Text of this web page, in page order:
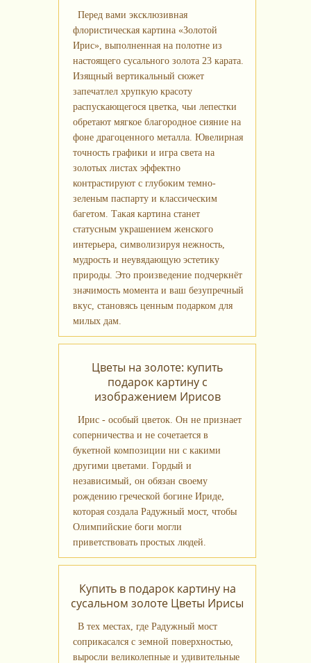
Перед вами эксклюзивная
флористическая картина «Золотой
Ирис», выполненная на полотне из
настоящего сусального золота 23 карата.
Изящный вертикальный сюжет
запечатлел хрупкую красоту
распускающегося цветка, чьи лепестки
обретают мягкое благородное сияние на
фоне драгоценного металла. Ювелирная
точность графики и игра света на
золотых листах эффектно
контрастируют с глубоким темно-
зеленым паспарту и классическим
багетом. Такая картина станет
статусным украшением женского
интерьера, символизируя нежность,
мудрость и неувядающую эстетику
природы. Это произведение подчеркнёт
значимость момента и ваш безупречный
вкус, становясь ценным подарком для
милых дам.
Цветы на золоте: купить
подарок картину с
изображением Ирисов
Ирис - особый цветок. Он не признает
соперничества и не сочетается в
букетной композиции ни с какими
другими цветами. Гордый и
независимый, он обязан своему
рождению греческой богине Ириде,
которая создала Радужный мост, чтобы
Олимпийские боги могли
приветствовать простых людей.
Купить в подарок картину на
сусальном золоте Цветы Ирисы
В тех местах, где Радужный мост
соприкасался с земной поверхностью,
выросли великолепные и удивительные